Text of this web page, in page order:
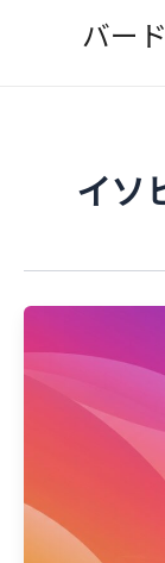
バー
イソ